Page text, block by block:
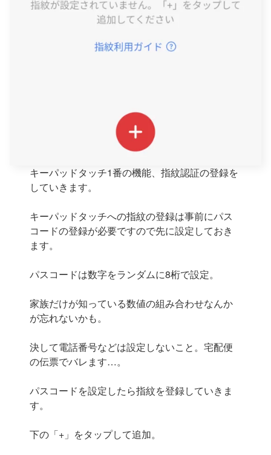
キーパッドタッチ1番の機能、指紋認証の登録を
していきます。
キーパッドタッチへの指紋の登録は事前にパス
コードの登録が必要ですので先に設定しておき
ます。
パスコードは数字をランダムに8桁で設定。
家族だけが知っている数値の組み合わせなんか
が忘れないかも。
決して電話番号などは設定しないこと。宅配便
の伝票でバレます…。
パスコードを設定したら指紋を登録していきま
す。
下の「+」をタップして追加。